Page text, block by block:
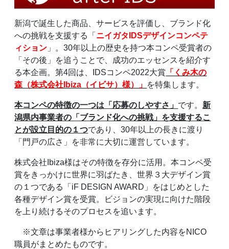
新潟で誕生した商品、サービスを評価し、ブランド化
への挑戦を支援する「 ニイガタIDSデザインコンペテ
ィション 」。30年以上の歴史を持つ本コンペ受賞者の
「その後」を追うことで、成功のエッセンスを紹介す
る本企画。第4回は、IDSコンペ2022大賞 「くみ木の
森（株式会社Ibiza（イビサ）様）」 を特集します。
本コンペの特徴の一つは「応募のしやすさ」 です。 新
潟県内事業者の「ブランド化への挑戦」を支援するこ
とが設立目的の１つであり、30年以上の長きに渡り
「門戸の広さ」を非常に大切に運営しています。
株式会社Ibiza様はその特徴を存分に活用。本コンペ受
賞をきっかけに世界に羽ばたき、世界３大デザイン賞
の１つである「iF DESIGN AWARD」をはじめとした
各種デザイン賞を受賞。ビジョンの実現に向けた階段
を上り続けるそのプロセスを追います。
※文章は事業者様からヒアリングした内容をNICO
職員がまとめたものです。